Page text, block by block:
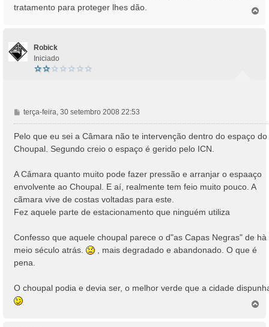
tratamento para proteger lhes dão.
Robick
Iniciado
M
e
n
s
e
m
terça-feira, 30 setembro 2008 22:53
Pelo que eu sei a Câmara não te intervenção dentro do espaço do
Choupal. Segundo creio o espaço é gerido pelo ICN.
A Câmara quanto muito pode fazer pressão e arranjar o espaaço
envolvente ao Choupal. E aí, realmente tem feio muito pouco. A
cãmara vive de costas voltadas para este.
Fez aquele parte de estacionamento que ninguém utiliza
Confesso que aquele choupal parece o d"as Capas Negras" de hà
meio século atrás.
, mais degradado e abandonado. O que é
pena.
O choupal podia e devia ser, o melhor verde que a cidade